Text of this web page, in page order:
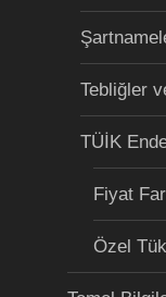
Tebliğler
TÜİK
Fiyat
Özel